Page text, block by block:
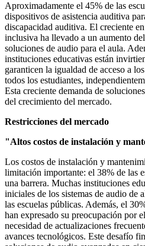
Aproximadamente el 45% de las
dispositivos de asistencia auditiva
discapacidad auditiva. El creciente
inclusiva ha llevado a un aumento
soluciones de audio para el aula.
instituciones educativas están
garanticen la igualdad de acceso a
todos los estudiantes,
Esta creciente demanda de
del crecimiento del mercado.
Restricciones del mercado
"Altos costos de instalación y
Los costos de instalación y
limitación importante: el 38% de las
una barrera. Muchas instituciones
iniciales de los sistemas de audio de
las escuelas públicas. Además, el
han expresado su preocupación por
necesidad de actualizaciones
avances tecnológicos. Este desafío